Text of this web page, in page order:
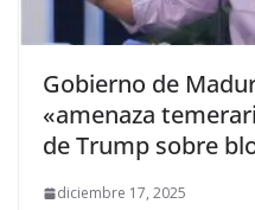
Gobierno de
«amenaza
de Trump sobre
diciembre 17, 2025